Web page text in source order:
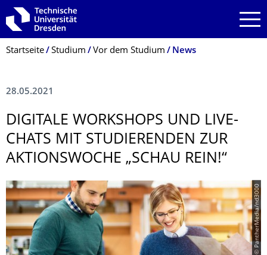
Zur Hauptnavigation springen
Zur Suche springen
Zum Inhalt springen
Breadcrumb-Menü
Startseite Studium Vor dem Studium News
28.05.2021
DIGITALE WORKSHOPS UND LIVE-
CHATS MIT STUDIERENDEN ZUR
AKTIONSWOCHE „SCHAU REIN!“
© PantherMedia/nd3000